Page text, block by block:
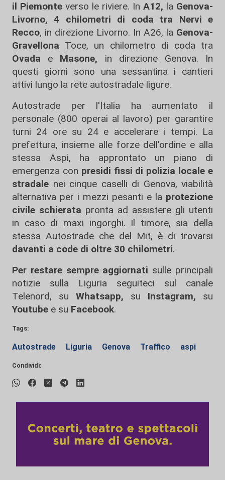
il Piemonte verso le riviere. In A12, la Genova-
Livorno, 4 chilometri di coda tra Nervi e
Recco, in direzione Livorno. In A26, la Genova-
Gravellona Toce, un chilometro di coda tra
Ovada e Masone, in direzione Genova. In
questi giorni sono una sessantina i cantieri
attivi lungo la rete autostradale ligure.
Autostrade per l'Italia ha aumentato il
personale (800 operai al lavoro) per garantire
turni 24 ore su 24 e accelerare i tempi. La
prefettura, insieme alle forze dell'ordine e alla
stessa Aspi, ha approntato un piano di
emergenza con presidi fissi di polizia locale e
stradale nei cinque caselli di Genova, viabilità
alternativa per i mezzi pesanti e la protezione
civile schierata pronta ad assistere gli utenti
in caso di maxi ingorghi. Il timore, sia della
stessa Autostrade che del Mit, è di trovarsi
davanti a code di oltre 30 chilometri.
Per restare sempre aggiornati sulle principali
notizie sulla Liguria seguiteci sul canale
Telenord, su
Whatsapp, su Instagram, su
Youtube e su Facebook.
Tags:
Autostrade Liguria Genova Traffico aspi
Condividi: